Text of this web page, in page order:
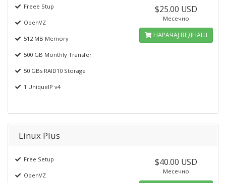
Freee Stup
OpenVZ
512 MB Memory
500 GB Monthly Transfer
50 GBs RAID10 Storage
1 UniqueIP v4
$25.00 USD
Месечно
НАРАЧАЈ ВЕДНАШ
Linux Plus
Free Setup
OpenVZ
$40.00 USD
Месечно